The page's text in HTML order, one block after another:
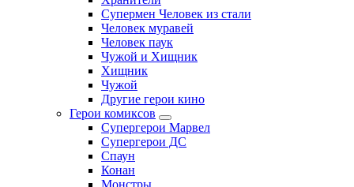
Супермен Человек из стали
Человек муравей
Человек паук
Чужой и Хищник
Хищник
Чужой
Другие герои кино
Герои комиксов
Супергерои Марвел
Супергерои ДС
Спаун
Конан
Монстры